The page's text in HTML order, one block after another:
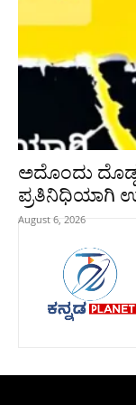
ಅದೊಂದು
ಪ್ರತಿನಿಧಿಯಾಗಿ
August 6, 2026